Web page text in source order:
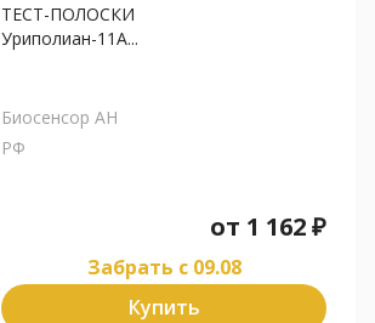
ТЕСТ-ПОЛОСКИ
Уриполиан-11А...
Биосенсор АН
РФ
от 1 162₽
Забрать c 09.08
Купить